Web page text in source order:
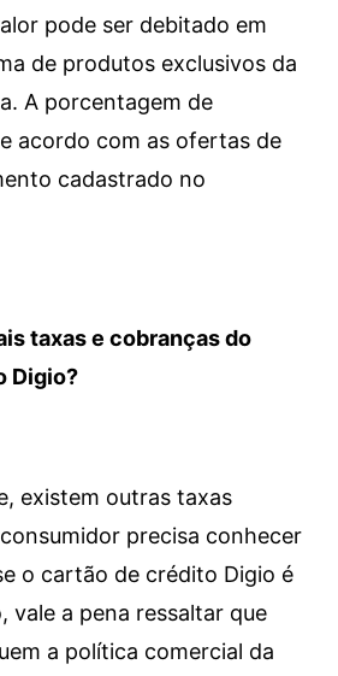
pode ser debitado em
de produtos exclusivos da
A porcentagem de
acordo com as ofertas de
cadastrado no
taxas e cobranças do
Digio?
existem outras taxas
precisa conhecer
o cartão de crédito Digio é
vale a pena ressaltar que
a política comercial da